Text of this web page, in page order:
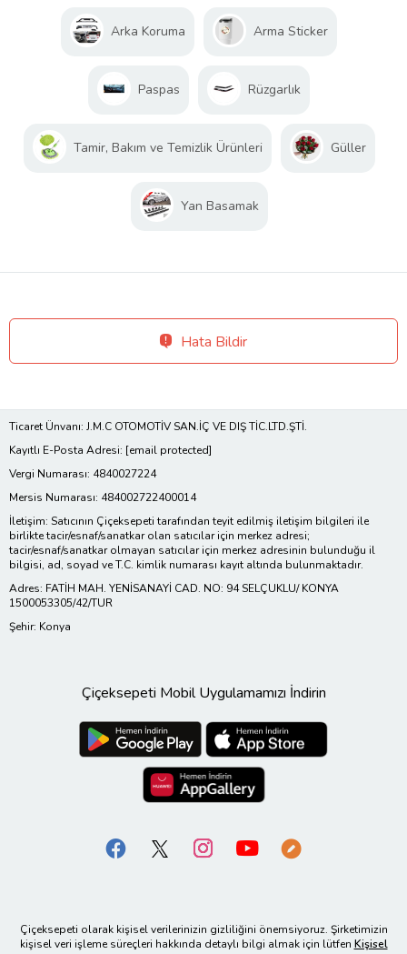
Arka Koruma Arma Sticker
Paspas Rüzgarlık
Tamir, Bakım ve Temizlik Ürünleri Güller
Yan Basamak
Hata Bildir
Ticaret Ünvanı: J.M.C OTOMOTİV SAN.İÇ VE DIŞ TİC.LTD.ŞTİ.
Kayıtlı E-Posta Adresi: [email protected]
Vergi Numarası: 4840027224
Mersis Numarası: 484002722400014
İletişim: Satıcının Çiçeksepeti tarafından teyit edilmiş iletişim bilgileri ile
birlikte tacir/esnaf/sanatkar olan satıcılar için merkez adresi;
tacir/esnaf/sanatkar olmayan satıcılar için merkez adresinin bulunduğu il
bilgisi, ad, soyad ve T.C. kimlik numarası kayıt altında bulunmaktadır.
Adres: FATİH MAH. YENİSANAYİ CAD. NO: 94 SELÇUKLU/ KONYA
1500053305/42/TUR
Şehir: Konya
Çiçeksepeti Mobil Uygulamamızı İndirin
Çiçeksepeti olarak kişisel verilerinizin gizliliğini önemsiyoruz. Şirketimizin
kişisel veri işleme süreçleri hakkında detaylı bilgi almak için lütfen Kişisel